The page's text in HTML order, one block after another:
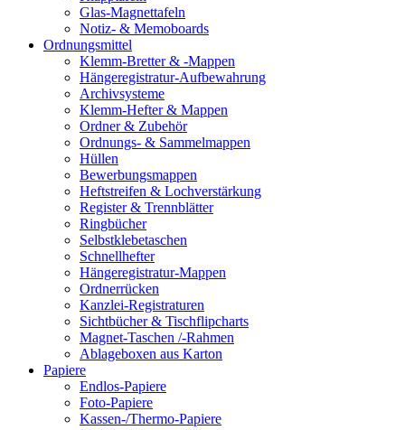
Glas-Magnettafeln
Notiz- & Memoboards
Ordnungsmittel
Klemm-Bretter & -Mappen
Hängeregistratur-Aufbewahrung
Archivsysteme
Klemm-Hefter & Mappen
Ordner & Zubehör
Ordnungs- & Sammelmappen
Hüllen
Bewerbungsmappen
Heftstreifen & Lochverstärkung
Register & Trennblätter
Ringbücher
Selbstklebetaschen
Schnellhefter
Hängeregistratur-Mappen
Ordnerrücken
Kanzlei-Registraturen
Sichtbücher & Tischflipcharts
Magnet-Taschen /-Rahmen
Ablageboxen aus Karton
Papiere
Endlos-Papiere
Foto-Papiere
Kassen-/Thermo-Papiere